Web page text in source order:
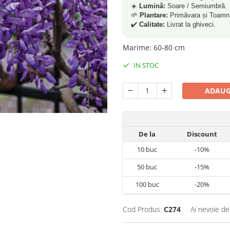
☀️ Lumină: Soare / Semiumbră.
🌱 Plantare: Primăvara și
✔️ Calitate: Livrat la ghiveci.
Marime: 60-80 cm
IN STOC
De la
Discount
10 buc
-10%
50 buc
-15%
100buc -20%
Cod Produs: C274 Ai nevoie